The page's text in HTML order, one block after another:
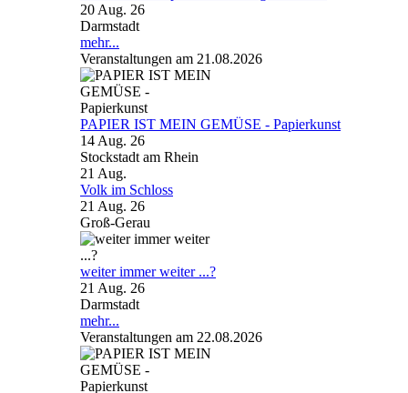
20 Aug. 26
Darmstadt
mehr...
Veranstaltungen am 21.08.2026
PAPIER IST MEIN GEMÜSE - Papierkunst
14 Aug. 26
Stockstadt am Rhein
21 Aug.
Volk im Schloss
21 Aug. 26
Groß-Gerau
weiter immer weiter ...?
21 Aug. 26
Darmstadt
mehr...
Veranstaltungen am 22.08.2026